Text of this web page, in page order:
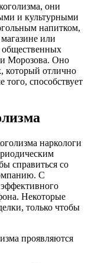
они
и культурными
напитком,
или
Морозова. Оно
который отлично
способствует
наркологи
справиться со
С
Некоторые
только чтобы
проявляются